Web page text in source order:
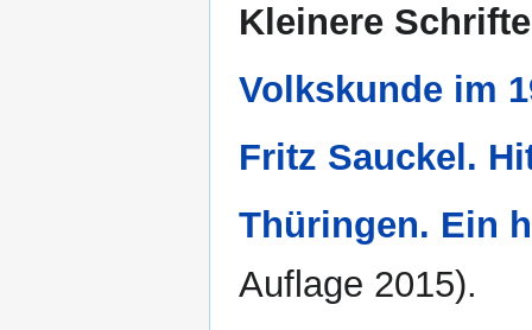
Kleinere
Volkskunde im
Fritz Sauckel.
Thüringen. Ein
Auflage 2015).